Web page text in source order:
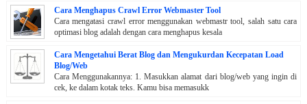
Cara Menghapus Crawl Error Webmaster Tool
Cara mengatasi crawl error menggunakan webmastr tool, salah satu cara
optimasi blog adalah dengan cara menghapus kesala
Cara Mengetahui Berat Blog dan Mengukurdan Kecepatan Load
Blog/Web
Cara Menggunakannya: 1. Masukkan alamat dari blog/web yang ingin di
cek, ke dalam kotak teks. Kamu bisa memasukk